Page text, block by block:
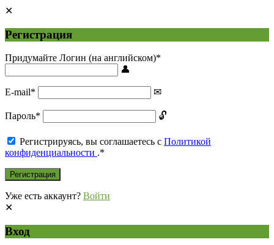
Регистрация
Придумайте Логин (на английском)*
E-mail*
Пароль*
Регистрируясь, вы соглашаетесь с Политикой
конфиденциальности .*
Уже есть аккаунт? Войти
Вход